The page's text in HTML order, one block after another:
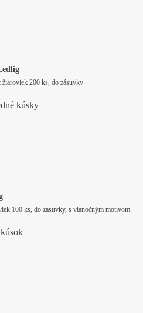
žiaroviek 200 ks, do zásuvky
kúsky
100 ks, do zásuvky, s vianočným motívom